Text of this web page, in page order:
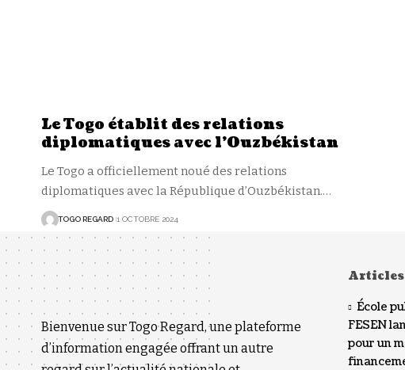
Le Togo établit des relations
diplomatiques avec l’Ouzbékistan
Le Togo a officiellement noué des relations
diplomatiques avec la République d’Ouzbékistan.…
TOGO REGARD 1 OCTOBRE 2024
Bienvenue sur Togo Regard, une plateforme
d’information engagée offrant un autre
Articles
École
FESEN
pour un